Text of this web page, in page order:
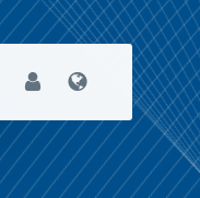
Suche Öffnen
User Sprache